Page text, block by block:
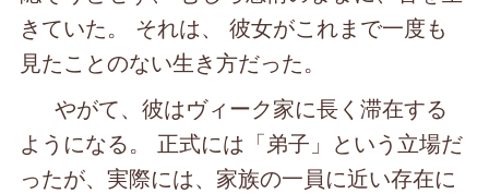
きていた。 それは、 彼女がこれまで一度も
見たことのない生き方だった。
やがて、彼はヴィーク家に長く滞在する
ようになる。 正式には「弟子」という立場だ
ったが、実際には、家族の一員に近い存在に